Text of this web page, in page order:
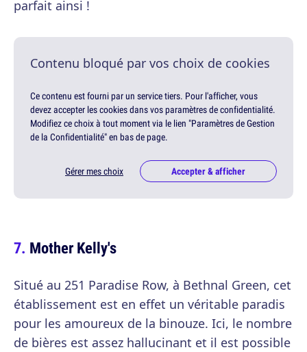
parfait ainsi !
Contenu bloqué par vos choix de cookies
Ce contenu est fourni par un service tiers. Pour l'afficher, vous
devez accepter les cookies dans vos paramètres de confidentialité.
Modifiez ce choix à tout moment via le lien "Paramètres de Gestion
de la Confidentialité" en bas de page.
Gérer mes choix Accepter & afficher
Mother Kelly's
Situé au 251 Paradise Row, à Bethnal Green, cet
établissement est en effet un véritable paradis
pour les amoureux de la binouze. Ici, le nombre
de bières est assez hallucinant et il est possible